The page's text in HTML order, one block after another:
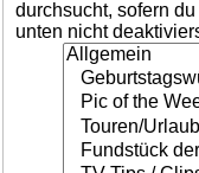
durchsucht, sofern
unten nicht